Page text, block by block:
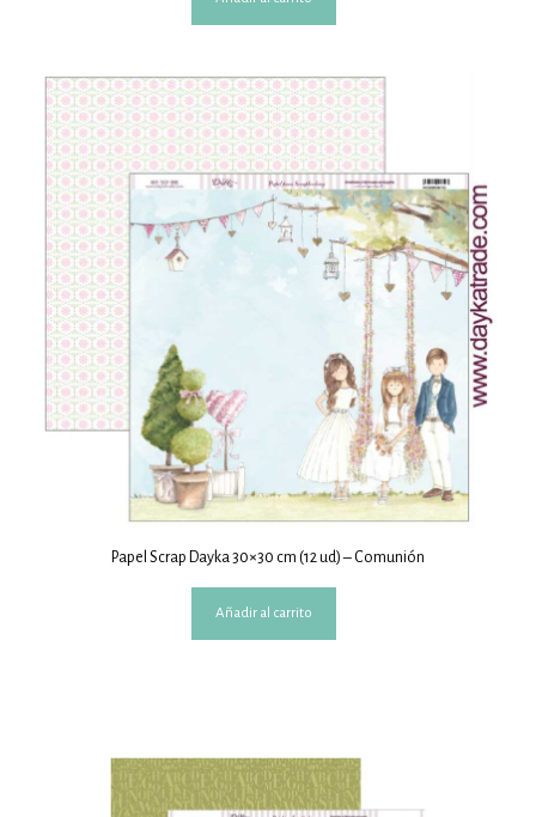
Papel Scrap Dayka 30×30 cm (12 ud) – Comunión
Añadir al carrito